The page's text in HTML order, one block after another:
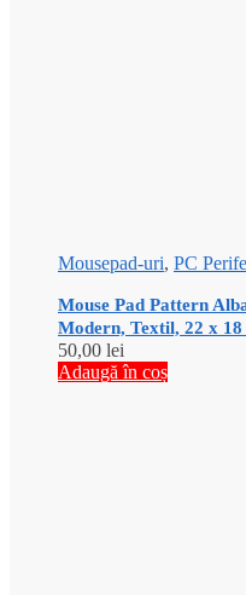
Mousepad-uri, PC
Mouse Pad Pattern
Modern, Textil, 22 x 18
50,00 lei
Adaugă în coș